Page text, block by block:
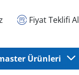
Fiyat Teklifi Al
Ürünleri